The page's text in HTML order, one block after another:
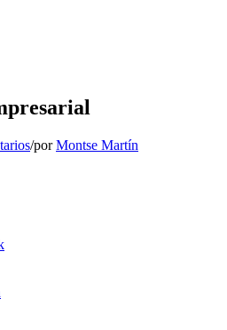
/porMontse Martín